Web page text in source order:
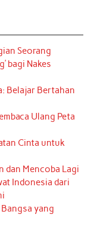
Seorang
bagi Nakes
Belajar Bertahan
Ulang Peta
Cinta untuk
dan Mencoba Lagi
Indonesia dari
yang